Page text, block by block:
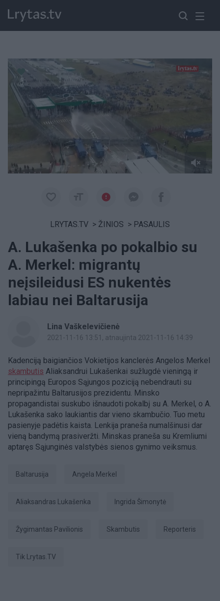
Paremkite Ukrainą
LRYTAS.TV > ŽINIOS > PASAULIS
A. Lukašenka po pokalbio su
A. Merkel: migrantų
neįsileidusi ES nukentės
labiau nei Baltarusija
Lina Vaškelevičienė
2021-11-16 13:51 , atnaujinta 2021-11-16 14:39
Kadenciją baigiančios Vokietijos kanclerės Angelos Merkel
skambutis Aliaksandrui Lukašenkai sužlugdė vieningą ir
principingą Europos Sąjungos poziciją nebendrauti su
nepripažintu Baltarusijos prezidentu. Minsko
propagandistai suskubo išnaudoti pokalbį su A. Merkel, o A.
Lukašenka sako laukiantis dar vieno skambučio. Tuo metu
pasienyje padėtis kaista. Lenkija praneša numalšinusi dar
vieną bandymą prasiveržti. Minskas praneša su Kremliumi
aptaręs Sąjunginės valstybės sienos gynimo veiksmus.
Baltarusija Angela Merkel
Aliaksandras Lukašenka Ingrida Šimonytė
Žygimantas Pavilionis skambutis Reporteris
tik Lrytas.TV